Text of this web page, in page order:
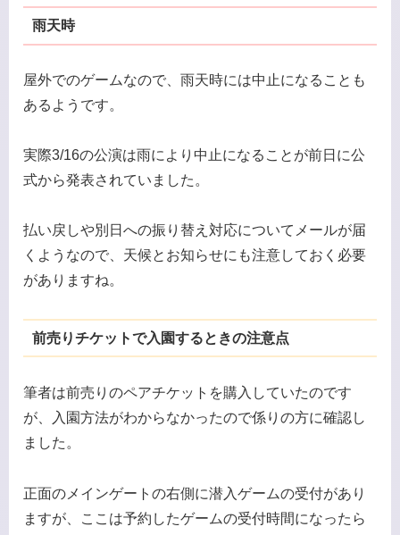
雨天時
屋外でのゲームなので、雨天時には中止になることも
あるようです。
実際3/16の公演は雨により中止になることが前日に公
式から発表されていました。
払い戻しや別日への振り替え対応についてメールが届
くようなので、天候とお知らせにも注意しておく必要
がありますね。
前売りチケットで入園するときの注意点
筆者は前売りのペアチケットを購入していたのです
が、入園方法がわからなかったので係りの方に確認し
ました。
正面のメインゲートの右側に潜入ゲームの受付があり
ますが、ここは予約したゲームの受付時間になったら